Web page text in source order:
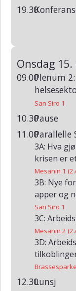
HelsIT
(Arkiv)
HelsIT
(Arkiv)
HelsIT
2003
(Arkiv)
19.30
Onsdag
09.00Plenum
San Siro 1
10.30Pause
11.00Parallelle
3A: Hva
krisen er
Mesanin 1
3B: Nye
apper og
San Siro 1
3C:
Mesanin 2
3D:
12.30Lunsj